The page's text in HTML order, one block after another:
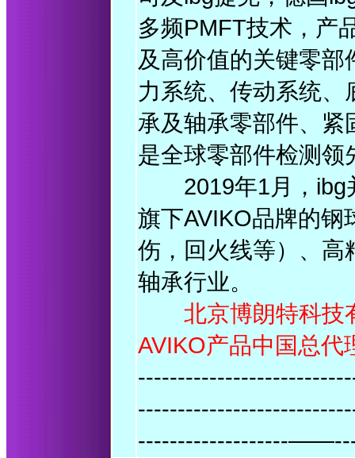
多频PMFT技术，产
及高价值的关键零
力系统、传动系统
承及轴承零部件、紧
是全球零部件检测领
2019年1月，ibg
旗下AVIKO品牌的钢
伤，回火线等）、高
轴承行业。
北京博朗特科技
AVIKO产品中国总代
-------------------